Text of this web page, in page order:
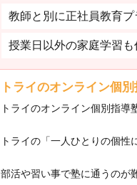
教師と別に正社員教育
授業日以外の家庭学習
トライのオンライン個
トライのオンライン個別指導
トライの「一人ひとりの個
部活や習い事で塾に通うのが